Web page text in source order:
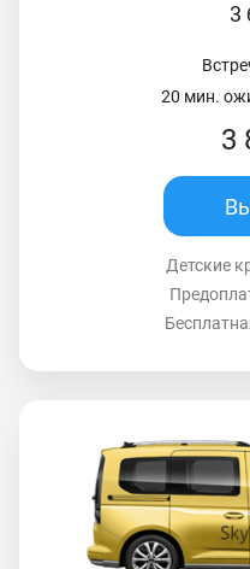
3
20 мин.
3
Детские